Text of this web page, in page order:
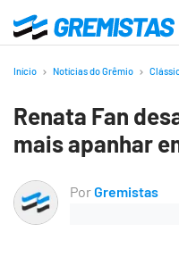
para
principal
Gremistas
Início Notícias do Grêmio
Renata Fan
mais apanhar
PorGremistas